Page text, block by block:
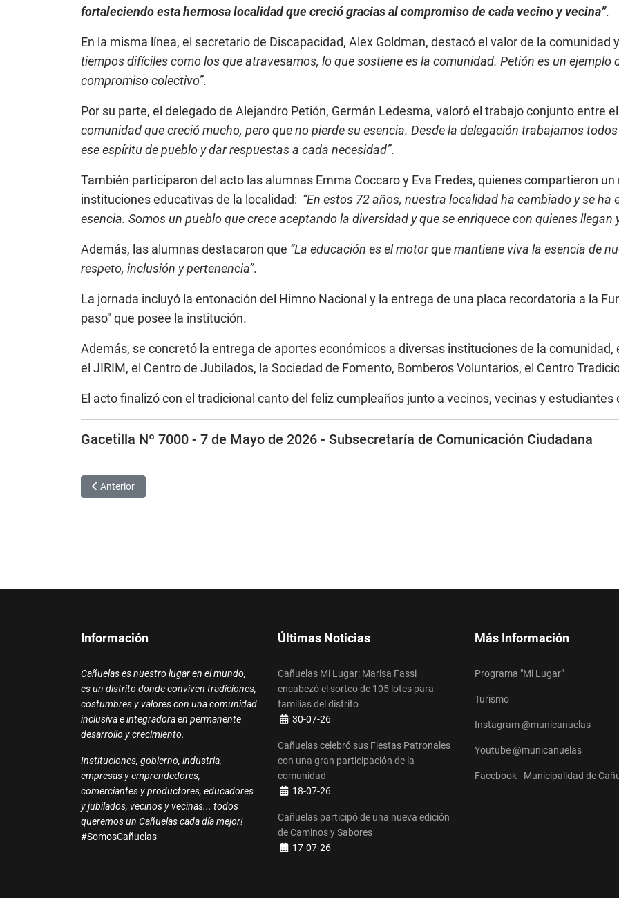
fortaleciendo esta hermosa localidad que creció gracias al compromiso de cada vecino y vecina”.
En la misma línea, el secretario de Discapacidad, Alex Goldman, destacó el valor de la
tiempos difíciles como los que atravesamos, lo que sostiene es la comunidad. Petión es un ejemplo
compromiso colectivo”.
Por su parte, el delegado de Alejandro Petión, Germán Ledesma, valoró el trabajo conjunto entre
comunidad que creció mucho, pero que no pierde su esencia. Desde la delegación trabajamos
ese espíritu de pueblo y dar respuestas a cada necesidad”.
También participaron del acto las alumnas Emma Coccaro y Eva Fredes, quienes compartieron
instituciones educativas de la localidad: “En estos 72 años, nuestra localidad ha cambiado y se
esencia. Somos un pueblo que crece aceptando la diversidad y que se enriquece con quienes llegan
Además, las alumnas destacaron que “La educación es el motor que mantiene viva la esencia de
respeto, inclusión y pertenencia”.
La jornada incluyó la entonación del Himno Nacional y la entrega de una placa recordatoria a la
paso" que posee la institución.
Además, se concretó la entrega de aportes económicos a diversas instituciones de la
el JIRIM, el Centro de Jubilados, la Sociedad de Fomento, Bomberos Voluntarios, el Centro
El acto finalizó con el tradicional canto del feliz cumpleaños junto a vecinos, vecinas y estudiantes
Gacetilla Nº 7000 - 7 de Mayo de 2026 - Subsecretaría de Comunicación Ciudadana
Artículo anterior: Marisa Fassi participó de un panel sobre el legado del Papa Francisco en la Feria del libro
Anterior
Información
Cañuelas es nuestro lugar en el mundo,
es un distrito donde conviven tradiciones,
costumbres y valores con una comunidad
inclusiva e integradora en permanente
desarrollo y crecimiento.
Instituciones, gobierno, industria,
empresas y emprendedores,
comerciantes y productores, educadores
y jubilados, vecinos y vecinas... todos
queremos un Cañuelas cada día mejor!
#SomosCañuelas
Últimas Noticias
Cañuelas Mi Lugar: Marisa Fassi
encabezó el sorteo de 105 lotes para
familias del distrito
Detalles
30-07-26
Cañuelas celebró sus Fiestas Patronales
con una gran participación de la
comunidad
Detalles
18-07-26
Cañuelas participó de una nueva edición
de Caminos y Sabores
Detalles
17-07-26
Más Información
Programa "Mi Lugar"
Turismo
Instagram @municanuelas
Youtube @municanuelas
Facebook - Municipalidad de